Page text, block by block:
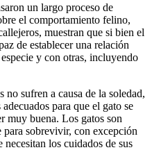
un largo proceso de
el comportamiento felino,
muestran que si bien el
de establecer una relación
y con otras, incluyendo
no sufren a causa de la soledad,
para que el gato se
muy buena. Los gatos son
para sobrevivir, con excepción
necesitan los cuidados de sus